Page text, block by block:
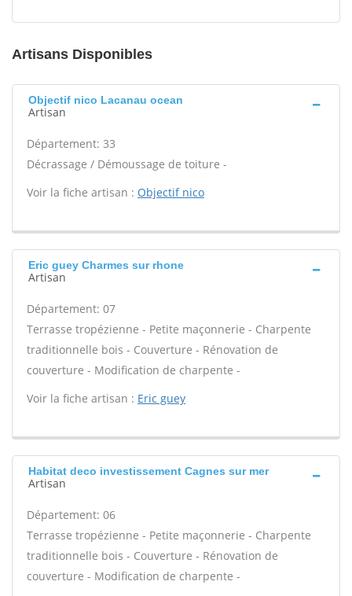
Artisans Disponibles
Objectif nico Lacanau ocean
Artisan
Département: 33
Décrassage / Démoussage de toiture -
Voir la fiche artisan : Objectif nico
Eric guey Charmes sur rhone
Artisan
Département: 07
Terrasse tropézienne - Petite maçonnerie - Charpente
traditionnelle bois - Couverture - Rénovation de
couverture - Modification de charpente -
Voir la fiche artisan : Eric guey
Habitat deco investissement Cagnes sur mer
Artisan
Département: 06
Terrasse tropézienne - Petite maçonnerie - Charpente
traditionnelle bois - Couverture - Rénovation de
couverture - Modification de charpente -